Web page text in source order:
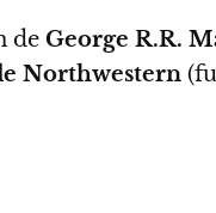
de George R.R.
Northwestern